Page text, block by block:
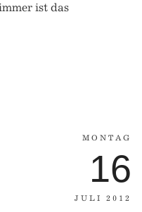
ist das
MONTAG
16
JULI 2012